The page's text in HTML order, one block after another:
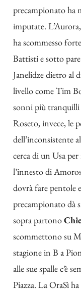
precampionato ha
imputate.
ha scommesso
Battisti e sotto
Janelidze dietro al
livello come Tim
sonni più tranquilli
Roseto, invece, le
dell’inconsistente
cerca di un Usa
l’innesto di
dovrà fare pentole
precampionato dà
sopra partono
scommettono su
stagione in B a
alle sue spalle c’è
Piazza. La OraSì